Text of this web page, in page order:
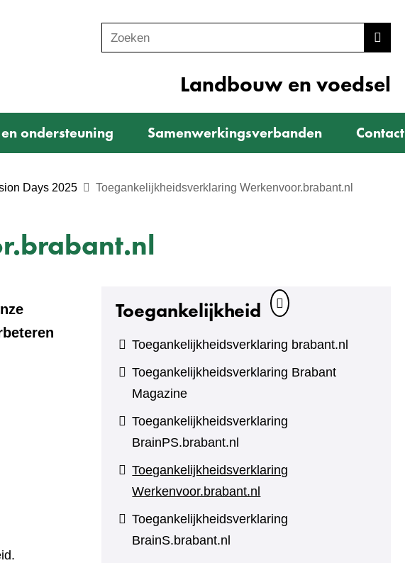
o
e
n
Zoeken
Landbouw en voedsel
ondersteuning Samenwerkingsverbanden Contact
Days 2025 Toegankelijkheidsverklaring Werkenvoor.brabant.nl
Toegankelijkheid
Toegankelijkheidsverklaring brabant.nl
Toegankelijkheidsverklaring Brabant
Magazine
Toegankelijkheidsverklaring
BrainPS.brabant.nl
Toegankelijkheidsverklaring
Werkenvoor.brabant.nl
Toegankelijkheidsverklaring
BrainS.brabant.nl